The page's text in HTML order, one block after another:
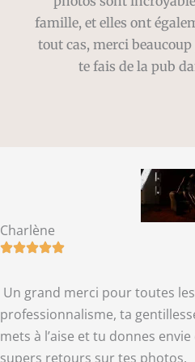
famille, et elles ont
tout cas, merci
te fais de la pub
Charlène
Un grand merci pour toutes
professionnalisme, ta
mets à l’aise et tu donnes envie
supers retours sur tes photos.